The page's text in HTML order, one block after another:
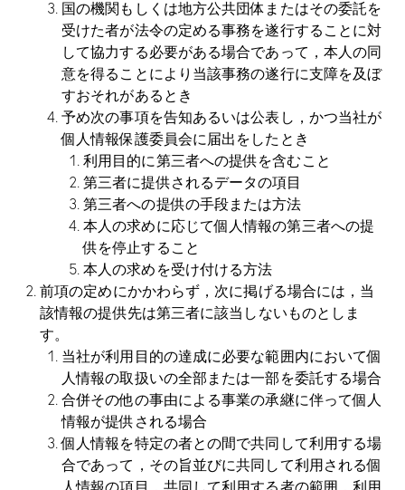
国の機関もしくは地方公共団体またはその委託を
受けた者が法令の定める事務を遂行することに対
して協力する必要がある場合であって，本人の同
意を得ることにより当該事務の遂行に支障を及ぼ
すおそれがあるとき
予め次の事項を告知あるいは公表し，かつ当社が
個人情報保護委員会に届出をしたとき
利用目的に第三者への提供を含むこと
第三者に提供されるデータの項目
第三者への提供の手段または方法
本人の求めに応じて個人情報の第三者への提
供を停止すること
本人の求めを受け付ける方法
前項の定めにかかわらず，次に掲げる場合には，当
該情報の提供先は第三者に該当しないものとしま
す。
当社が利用目的の達成に必要な範囲内において個
人情報の取扱いの全部または一部を委託する場合
合併その他の事由による事業の承継に伴って個人
情報が提供される場合
個人情報を特定の者との間で共同して利用する場
合であって，その旨並びに共同して利用される個